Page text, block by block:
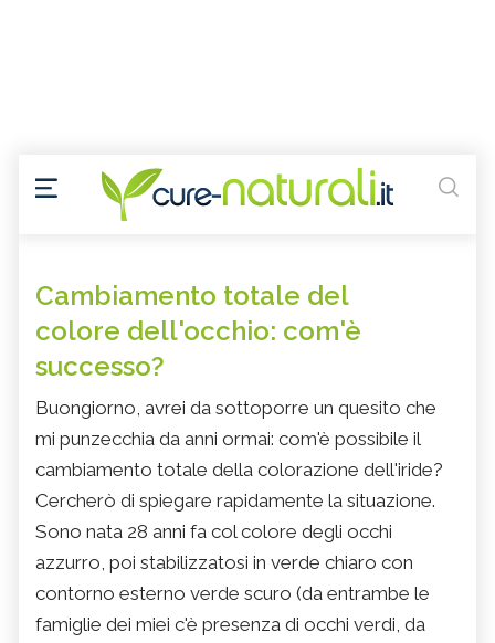
Cambiamento totale del
colore dell'occhio: com'è
successo?
Buongiorno, avrei da sottoporre un quesito che
mi punzecchia da anni ormai: com'è possibile il
cambiamento totale della colorazione dell'iride?
Cercherò di spiegare rapidamente la situazione.
Sono nata 28 anni fa col colore degli occhi
azzurro, poi stabilizzatosi in verde chiaro con
contorno esterno verde scuro (da entrambe le
famiglie dei miei c'è presenza di occhi verdi, da